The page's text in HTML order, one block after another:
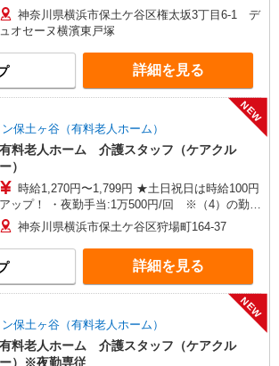
介護手当:500円/時間 ・早朝夜間深夜手当:300円/
時間 （18:00〜翌07:59の時間帯） ・ICT手
当:2,000円/月 ・深夜割増は別途支給 ・ケア→ケ
の移動時間も賃金（時給）を支給 ※給与幅は資
・経験等による
神奈川県横浜市保土ケ谷区権太坂3丁目6-1 デ
ュオセーヌ横濱東戸塚
詳細を見る
保土ヶ谷（有料老人ホーム）
NEW
有料老人ホーム 介護スタッフ（ケアクル
ー）
時給1,270円〜1,799円 ★土日祝日は時給100円
アップ！ ・夜勤手当:1万500円/回 ※（4）の勤務
時に支給 ※給与幅は資格・経験等による
神奈川県横浜市保土ケ谷区狩場町164-37
詳細を見る
保土ヶ谷（有料老人ホーム）
NEW
有料老人ホーム 介護スタッフ（ケアクル
ー）※夜勤専従